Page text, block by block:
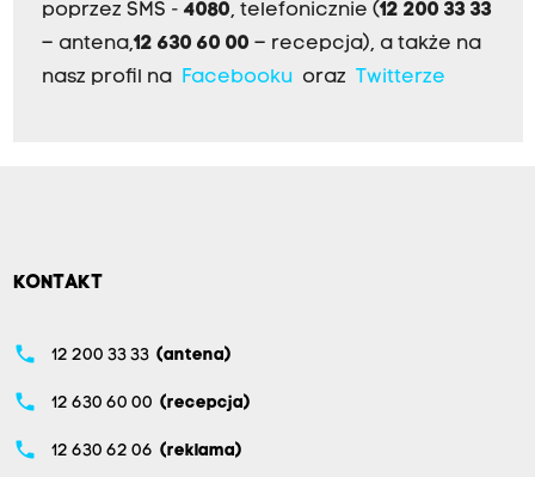
poprzez SMS - 4080, telefonicznie (12 200 33 33
– antena,12 630 60 00 – recepcja), a także na
nasz profil na Facebookuoraz Twitterze
KONTAKT
phone 12 200 33 33 (antena)
phone 12 630 60 00 (recepcja)
phone 12 630 62 06 (reklama)